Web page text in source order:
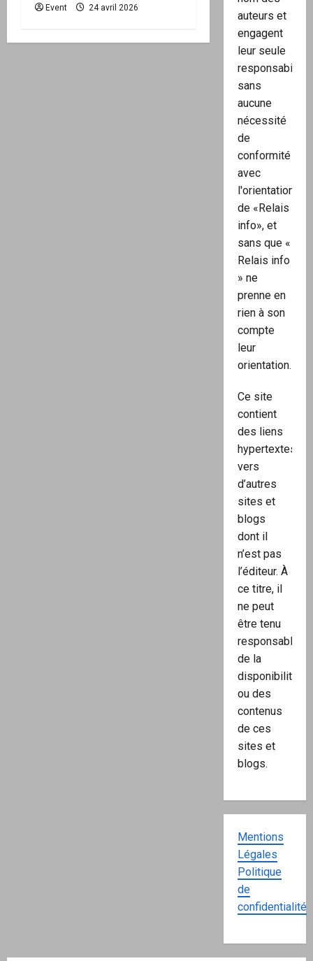
Event 24 avril 2026
auteurs et
engagent
leur seule
responsabilité,
sans
aucune
nécessité
de
conformité
avec
l'orientation
de «Relais
info», et
sans que «
Relais info
» ne
prenne en
rien à son
compte
leur
orientation.
Ce site
contient
des liens
hypertextes
vers
d’autres
sites et
blogs
dont il
n’est pas
l’éditeur. À
ce titre, il
ne peut
être tenu
responsable
de la
disponibilité
ou des
contenus
de ces
sites et
blogs.
Mentions
Légales
Politique
de
confidentialité